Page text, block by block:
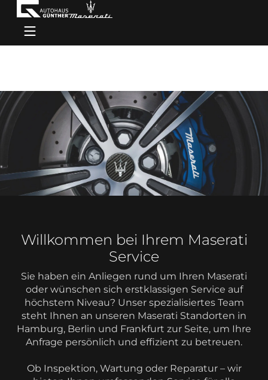
Willkommen bei Ihrem Maserati
Service
Sie haben ein Anliegen rund um Ihren Maserati
oder wünschen sich erstklassigen Service auf
höchstem Niveau? Unser spezialisiertes Team
steht Ihnen an unseren Maserati Standorten in
Hamburg, Berlin und Frankfurt zur Seite, um Ihre
Anfrage persönlich und effizient zu betreuen.
Ob Inspektion, Wartung oder Reparatur – wir